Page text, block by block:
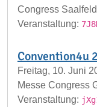
Congress
Veranstaltung:
Convention4u
Freitag, 10. Juni
Messe Congress
Veranstaltung: